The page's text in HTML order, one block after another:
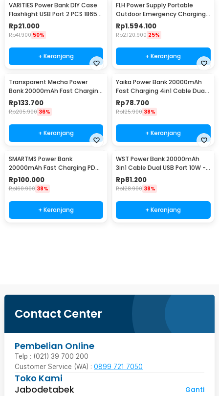
VARITIES Power Bank DIY Case
Flashlight USB Port 2 PCS 18650
Flat Top - V600
Rp21.000
Rp41.900 50%
+ Keranjang
FLH Power Supply Portable
Outdoor Emergency Charging
300W 90000mAh - FLH-300
Rp1.594.100
Rp2.120.900 25%
+ Keranjang
Transparent Mecha Power
Bank 20000mAh Fast Charging
USB Type C 22.5W - K125
Rp133.700
Rp205.900 36%
+ Keranjang
Yaika Power Bank 20000mAh
Fast Charging 4in1 Cable Dual
USB Port - BA-1699
Rp78.700
Rp125.900 38%
+ Keranjang
SMARTMS Power Bank
20000mAh Fast Charging PD
3in1 Cable USB Type C 20W -
PB41
Rp100.000
Rp160.900 38%
+ Keranjang
WST Power Bank 20000mAh
3in1 Cable Dual USB Port 10W -
WS731
Rp81.200
Rp128.900 38%
+ Keranjang
Contact Center
Pembelian Online
Telp : (021) 39 700 200
Customer Service (WA) : 0899 721 7050
Toko Kami
Jabodetabek
Ganti